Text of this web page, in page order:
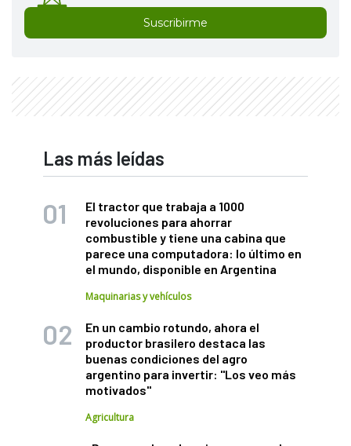
Suscribirme
Las más leídas
El tractor que trabaja a 1000
revoluciones para ahorrar
combustible y tiene una cabina que
parece una computadora: lo último en
el mundo, disponible en Argentina
Maquinarias y vehículos
En un cambio rotundo, ahora el
productor brasilero destaca las
buenas condiciones del agro
argentino para invertir: "Los veo más
motivados"
Agricultura